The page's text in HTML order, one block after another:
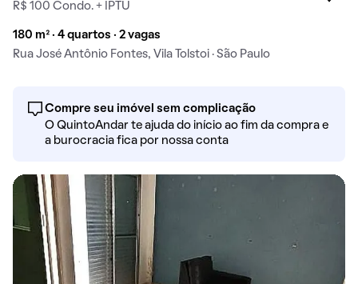
R$ 100 Condo. + IPTU
180 m² · 4 quartos · 2 vagas
Rua José Antônio Fontes, Vila Tolstoi · São Paulo
Compre seu imóvel sem complicação
O QuintoAndar te ajuda do início ao fim da compra e
a burocracia fica por nossa conta